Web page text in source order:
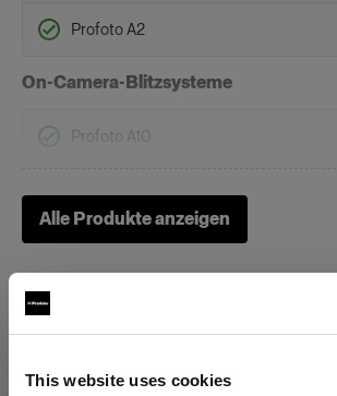
This website uses cookies
Profoto A2
On-Camera-Blitzsysteme
Profoto A10
Profoto A1
Waben
Alle Produkte anzeigen